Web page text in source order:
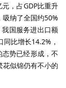
，占GDP比重升
纳了全国约50%
国服务进出口额
比增长14.2%，
态势已经形成，不
花似锦仍有不小的